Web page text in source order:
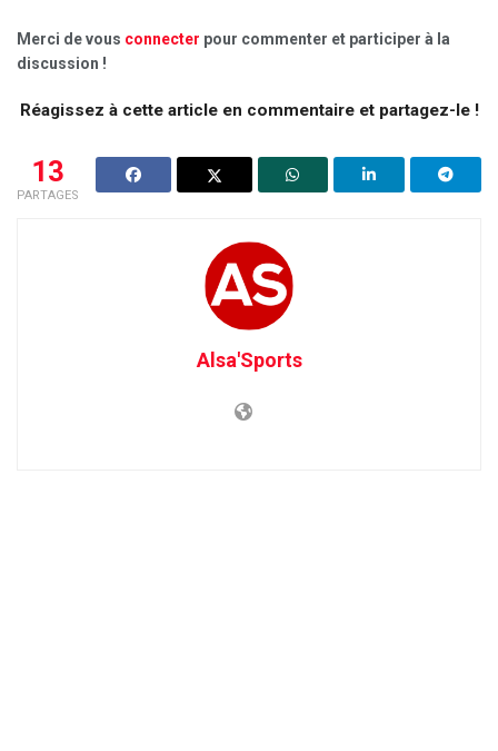
Merci de vous connecter pour commenter et participer à la
discussion !
Réagissez à cette article en commentaire et partagez-le !
13
PARTAGES
Alsa'Sports